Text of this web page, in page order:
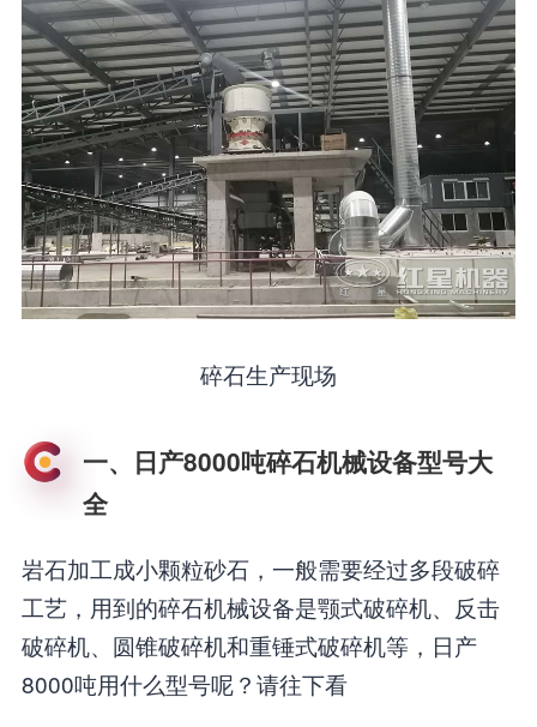
碎石生产现场
一、日产8000吨碎石机械设备型号大
全
岩石加工成小颗粒砂石，一般需要经过多段破碎
工艺，用到的碎石机械设备是颚式破碎机、反击
破碎机、圆锥破碎机和重锤式破碎机等，日产
8000吨用什么型号呢？请往下看